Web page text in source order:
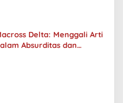
Delta: Menggali Arti
Absurditas dan